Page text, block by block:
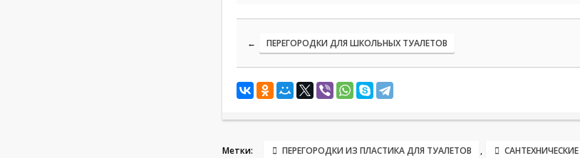
← ПЕРЕГОРОДКИ ДЛЯ ШКОЛЬНЫХ ТУАЛЕТОВ
Метки: ПЕРЕГОРОДКИ ИЗ ПЛАСТИКА ДЛЯ ТУАЛЕТОВ ,